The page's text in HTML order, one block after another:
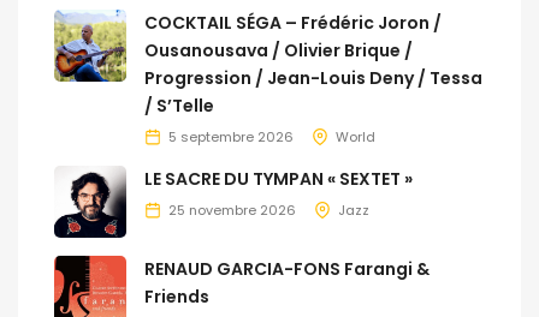
COCKTAIL SÉGA – Frédéric Joron /
Ousanousava / Olivier Brique /
Progression / Jean-Louis Deny / Tessa
/ S’Telle
5 septembre 2026 World
LE SACRE DU TYMPAN « SEXTET »
25 novembre 2026 Jazz
RENAUD GARCIA-FONS Farangi &
Friends